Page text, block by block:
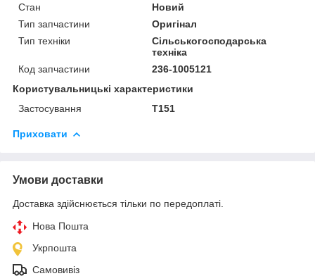
Стан
Новий
Тип запчастини
Оригінал
Тип техніки
Сільськогосподарська
техніка
Код запчастини
236-1005121
Користувальницькі характеристики
Застосування
Т151
Приховати
Умови доставки
Доставка здійснюється тільки по передоплаті.
Нова Пошта
Укрпошта
Самовивіз